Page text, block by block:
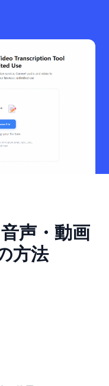
声・動画
方法